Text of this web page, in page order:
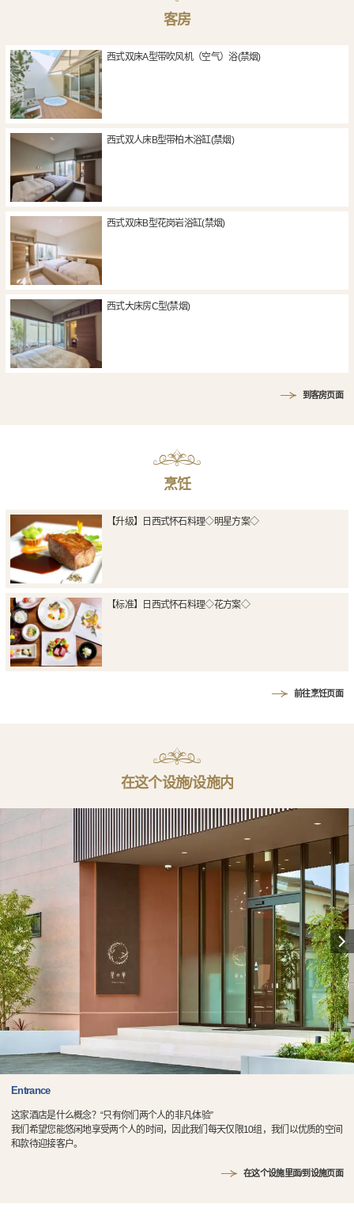
客房
西式双床A型带吹风机（空气）浴(禁烟)
西式双人床B型带柏木浴缸(禁烟)
西式双床B型花岗岩浴缸(禁烟)
西式大床房C型(禁烟)
到客房页面
烹饪
【升级】日西式怀石料理◇明星方案◇
【标准】日西式怀石料理◇花方案◇
前往烹饪页面
在这个设施/设施内
Entrance
这家酒店是什么概念？“只有你们两个人的非凡体验”
我们希望您能悠闲地享受两个人的时间，因此我们每天仅限10组，我们以优质的空间
和款待迎接客户。
在这个设施里面/到设施页面